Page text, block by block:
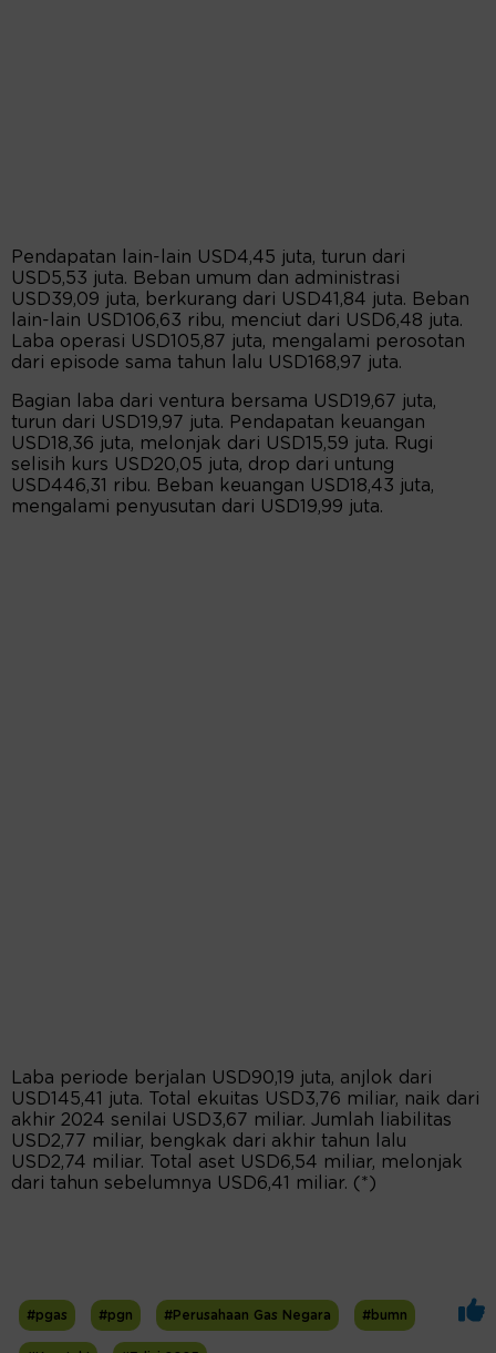
Pendapatan lain-lain USD4,45 juta, turun dari
USD5,53 juta. Beban umum dan administrasi
USD39,09 juta, berkurang dari USD41,84 juta. Beban
lain-lain USD106,63 ribu, menciut dari USD6,48 juta.
Laba operasi USD105,87 juta, mengalami perosotan
dari episode sama tahun lalu USD168,97 juta.
Bagian laba dari ventura bersama USD19,67 juta,
turun dari USD19,97 juta. Pendapatan keuangan
USD18,36 juta, melonjak dari USD15,59 juta. Rugi
selisih kurs USD20,05 juta, drop dari untung
USD446,31 ribu. Beban keuangan USD18,43 juta,
mengalami penyusutan dari USD19,99 juta.
Laba periode berjalan USD90,19 juta, anjlok dari
USD145,41 juta. Total ekuitas USD3,76 miliar, naik dari
akhir 2024 senilai USD3,67 miliar. Jumlah liabilitas
USD2,77 miliar, bengkak dari akhir tahun lalu
USD2,74 miliar. Total aset USD6,54 miliar, melonjak
dari tahun sebelumnya USD6,41 miliar. (*)
#pgas #pgn #Perusahaan Gas Negara #bumn